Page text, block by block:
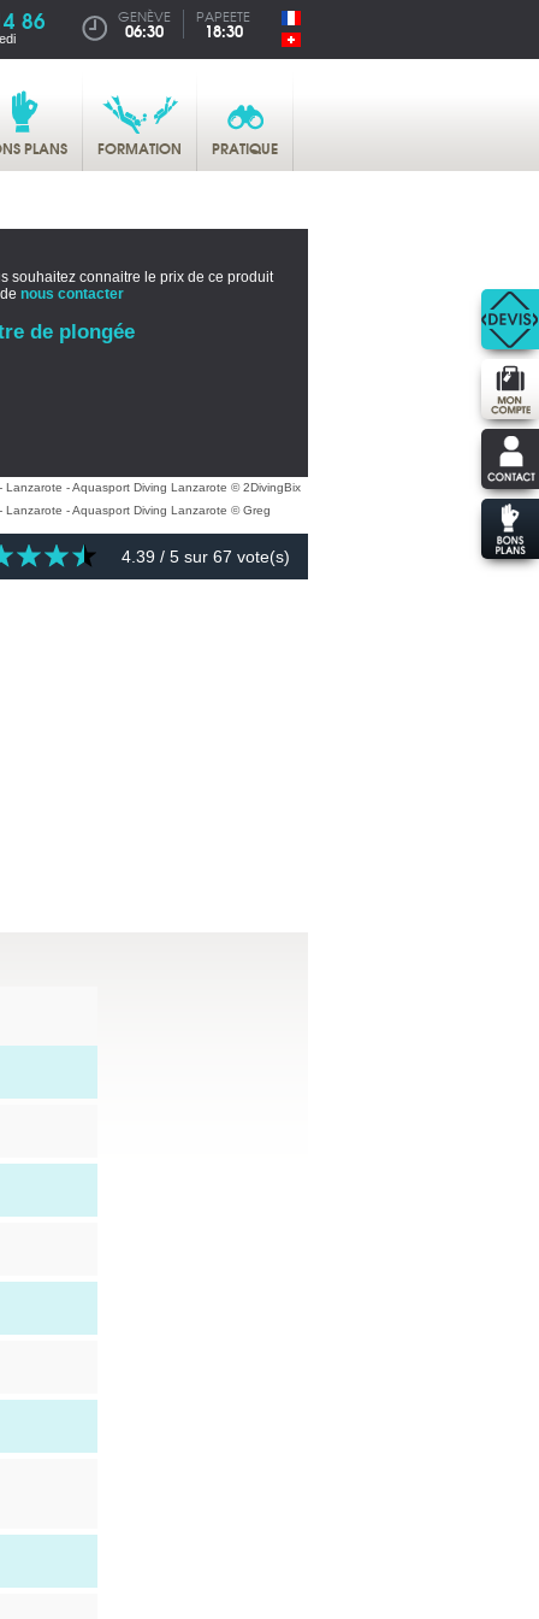
86 GENÈVE
06:30
PAPEETE
18:30
PLANS FORMATION PRATIQUE
souhaitez connaitre le prix de ce produit
nous contacter
de plongée
4.39 / 5 sur 67 vote(s)